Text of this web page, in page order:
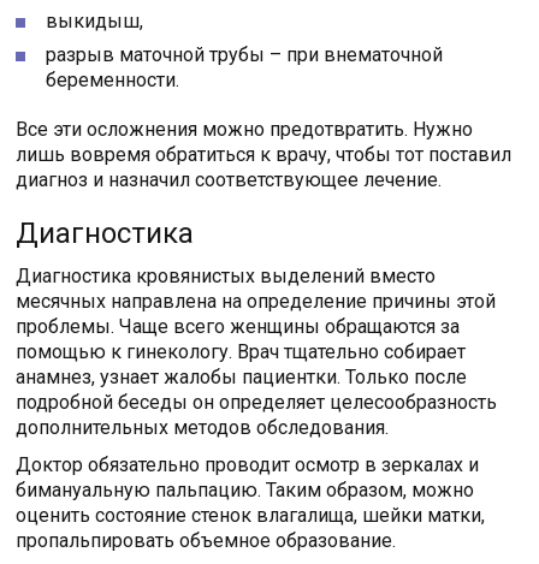
выкидыш,
разрыв маточной трубы – при внематочной
беременности.
Все эти осложнения можно предотвратить. Нужно
лишь вовремя обратиться к врачу, чтобы тот поставил
диагноз и назначил соответствующее лечение.
Диагностика
Диагностика кровянистых выделений вместо
месячных направлена на определение причины этой
проблемы. Чаще всего женщины обращаются за
помощью к гинекологу. Врач тщательно собирает
анамнез, узнает жалобы пациентки. Только после
подробной беседы он определяет целесообразность
дополнительных методов обследования.
Доктор обязательно проводит осмотр в зеркалах и
бимануальную пальпацию. Таким образом, можно
оценить состояние стенок влагалища, шейки матки,
пропальпировать объемное образование.